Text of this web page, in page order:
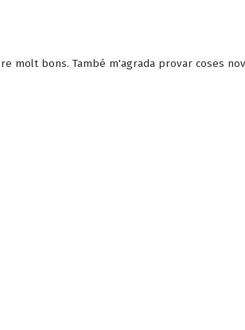
molt bons. També m'agrada provar coses